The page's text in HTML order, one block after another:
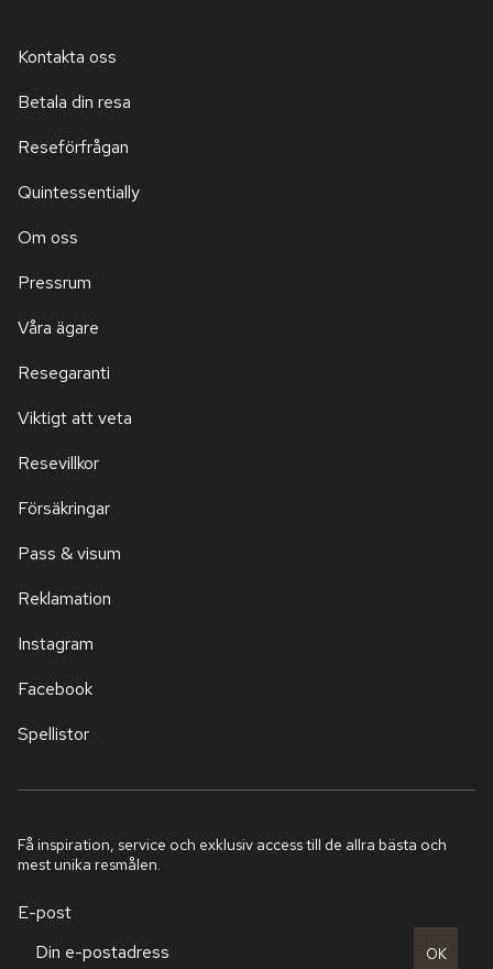
Kontakta oss
Betala din resa
Reseförfrågan
Quintessentially
Om oss
Pressrum
Våra ägare
Resegaranti
Viktigt att veta
Resevillkor
Försäkringar
Pass & visum
Reklamation
Instagram
Facebook
Spellistor
Få inspiration, service och exklusiv access till de allra bästa och
mest unika resmålen.
E-post
OK